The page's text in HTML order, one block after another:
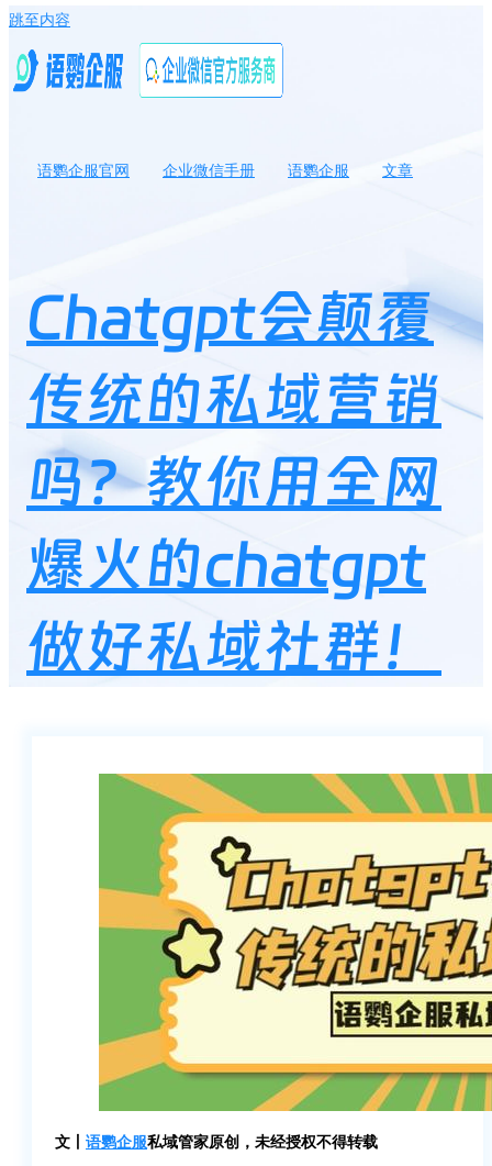
跳至内容
语鹦企服官网 企业微信手册 语鹦企服
文章
Chatgpt会颠覆
传统的私域营销
吗？教你用全网
爆火的chatgpt
做好私域社群！
文丨 语鹦企服私域管家原创，未经授权不得转载